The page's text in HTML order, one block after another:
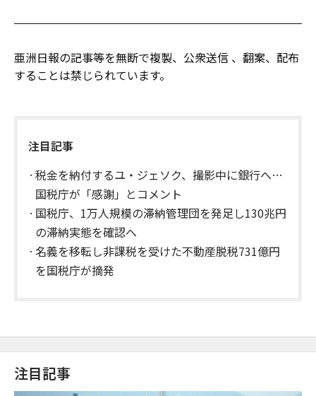
亜洲日報の記事等を無断で複製、公衆送信 、翻案、配布
することは禁じられています。
注目記事
税金を納付するユ・ジェソク、撮影中に銀行へ…
国税庁が「感謝」とコメント
国税庁、1万人規模の滞納管理団を発足し130兆円
の滞納実態を確認へ
名義を移転し非課税を受けた不動産脱税731億円
を国税庁が摘発
注目記事